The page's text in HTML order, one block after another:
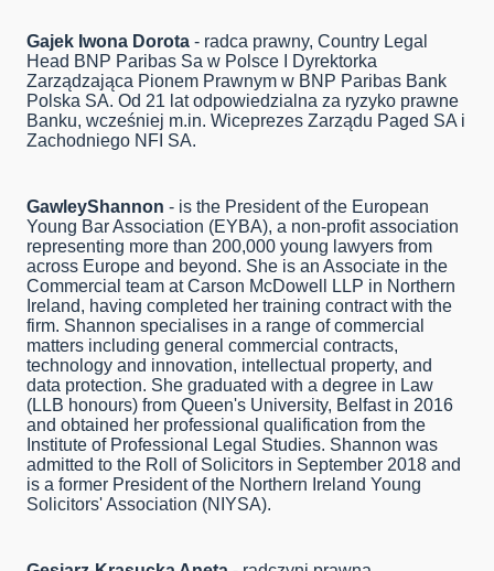
Gajek Iwona Dorota - radca prawny, Country Legal
Head BNP Paribas Sa w Polsce I Dyrektorka
Zarządzająca Pionem Prawnym w BNP Paribas Bank
Polska SA. Od 21 lat odpowiedzialna za ryzyko prawne
Banku, wcześniej m.in. Wiceprezes Zarządu Paged SA i
Zachodniego NFI SA.
GawleyShannon - is the President of the European
Young Bar Association (EYBA), a non-profit association
representing more than 200,000 young lawyers from
across Europe and beyond. She is an Associate in the
Commercial team at Carson McDowell LLP in Northern
Ireland, having completed her training contract with the
firm. Shannon specialises in a range of commercial
matters including general commercial contracts,
technology and innovation, intellectual property, and
data protection. She graduated with a degree in Law
(LLB honours) from Queen's University, Belfast in 2016
and obtained her professional qualification from the
Institute of Professional Legal Studies. Shannon was
admitted to the Roll of Solicitors in September 2018 and
is a former President of the Northern Ireland Young
Solicitors' Association (NIYSA).